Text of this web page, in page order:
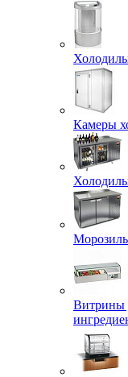
Камеры
Витрины